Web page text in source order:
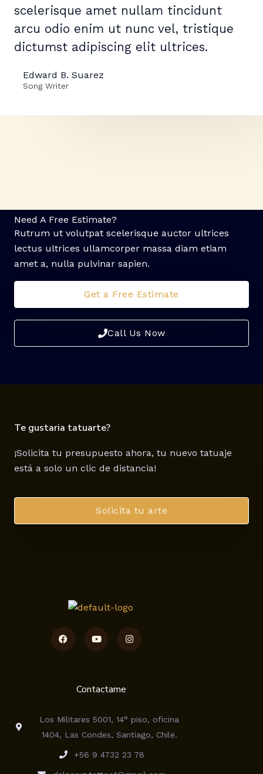
scelerisque amet nullam tincidunt
arcu odio enim ut nunc vel, tristique
dictumst adipiscing elit ultrices.
Edward B. Suarez
Song Writer
Need A Free Estimate?
Rutrum ut volutpat scelerisque auctor ultrices
lectus ultrices ullamcorper massa diam etiam
amet a, nulla pulvinar sapien.
Get a Free Estimate
Call Us Now
Te gustaria tatuarte?
¡Solicita tu presupuesto ahora, tu nuevo tatuaje
está a solo un clic de distancia!
Solicita tu arte
Contactame
Los Militares 5001, 14° piso, oficina
1404, Las Condes, Santiago, Chile.
+56 9 4732 23 78